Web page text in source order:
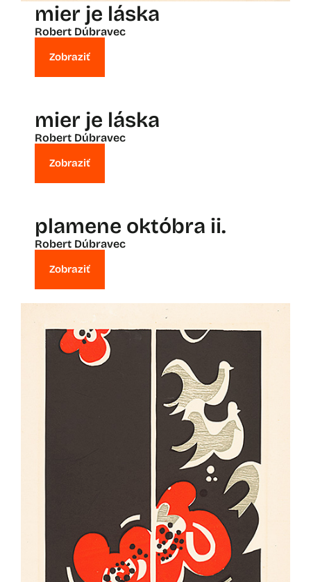
mier je láska
Robert Dúbravec
Zobraziť
mier je láska
Robert Dúbravec
Zobraziť
plamene októbra ii.
Robert Dúbravec
Zobraziť